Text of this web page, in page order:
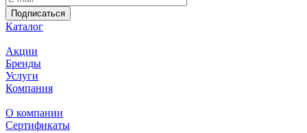
Подписаться
Каталог
Акции
Бренды
Услуги
Компания
О компании
Сертификаты